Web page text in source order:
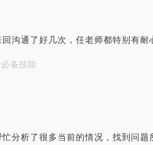
沟通了好几次，任老师都特别有耐
备技能
分析了很多当前的情况，找到问题